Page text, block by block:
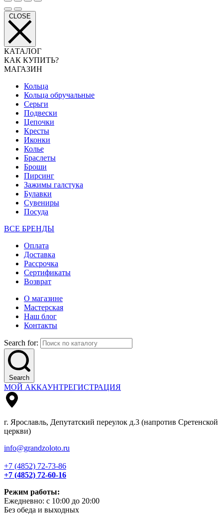
CLOSE
КАТАЛОГ
КАК КУПИТЬ?
МАГАЗИН
Кольца
Кольца обручальные
Серьги
Подвески
Цепочки
Кресты
Иконки
Колье
Браслеты
Броши
Пирсинг
Зажимы галстука
Булавки
Сувениры
Посуда
ВСЕ БРЕНДЫ
Оплата
Доставка
Рассрочка
Сертификаты
Возврат
О магазине
Мастерская
Наш блог
Контакты
Search for:
Search
МОЙ АККАУНТРЕГИСТРАЦИЯ
г. Ярославль, Депутатский переулок д.3 (напротив Сретенской
церкви)
info@grandzoloto.ru
+7 (4852) 72-73-86
+7 (4852) 72-60-16
Режим работы:
Ежедневно: с 10:00 до 20:00
Без обеда и выходных